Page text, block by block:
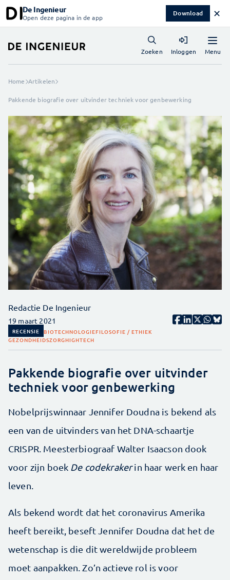
De Ingenieur
Open deze pagina in de app Download ✕
Menu
Zoeken Inloggen
Home Artikelen
Pakkende biografie over uitvinder techniek voor genbewerking
Redactie De Ingenieur
19 maart 2021
RECENSIE BIOTECHNOLOGIEFILOSOFIE / ETHIEK
GEZONDHEIDSZORGHIGHTECH
Pakkende biografie over uitvinder
techniek voor genbewerking
Nobelprijswinnaar Jennifer Doudna is bekend als
een van de uitvinders van het DNA-schaartje
CRISPR. Meesterbiograaf Walter Isaacson dook
voor zijn boek De codekrakerin haar werk en haar
leven.
Als bekend wordt dat het coronavirus Amerika
heeft bereikt, beseft Jennifer Doudna dat het de
wetenschap is die dit wereldwijde probleem
moet aanpakken. Zo’n actieve rol is voor